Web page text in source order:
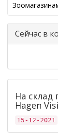
Сейчас в
На склад
Hagen
15-12-2021